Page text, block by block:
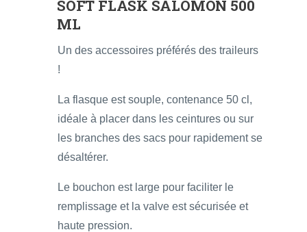
SOFT FLASK SALOMON 500
ML
Un des accessoires préférés des traileurs
!
La flasque est souple, contenance 50 cl,
idéale à placer dans les ceintures ou sur
les branches des sacs pour rapidement se
désaltérer.
Le bouchon est large pour faciliter le
remplissage et la valve est sécurisée et
haute pression.